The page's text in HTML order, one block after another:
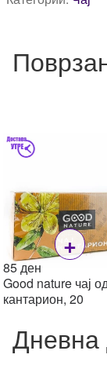
+
85ден
Good nature чај од
кантарион, 20
Дневна